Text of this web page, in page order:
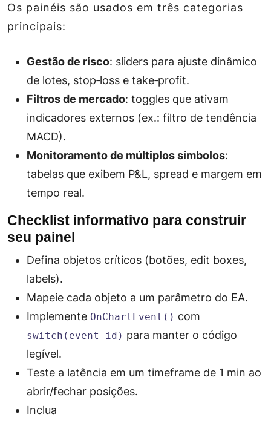
Os painéis são usados em três categorias
principais:
Gestão de risco: sliders para ajuste dinâmico
de lotes, stop‑loss e take‑profit.
Filtros de mercado: toggles que ativam
indicadores externos (ex.: filtro de tendência
MACD).
Monitoramento de múltiplos símbolos:
tabelas que exibem P&L, spread e margem em
tempo real.
Checklist informativo para construir
seu painel
Defina objetos críticos (botões, edit boxes,
labels).
Mapeie cada objeto a um parâmetro do EA.
Implemente OnChartEvent() com
switch(event_id) para manter o código
legível.
Teste a latência em um timeframe de 1 min ao
abrir/fechar posições.
Inclua